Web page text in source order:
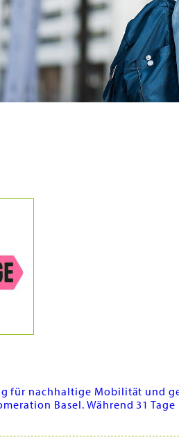
für nachhaltige Mobilität und
Basel. Während 31 Tage